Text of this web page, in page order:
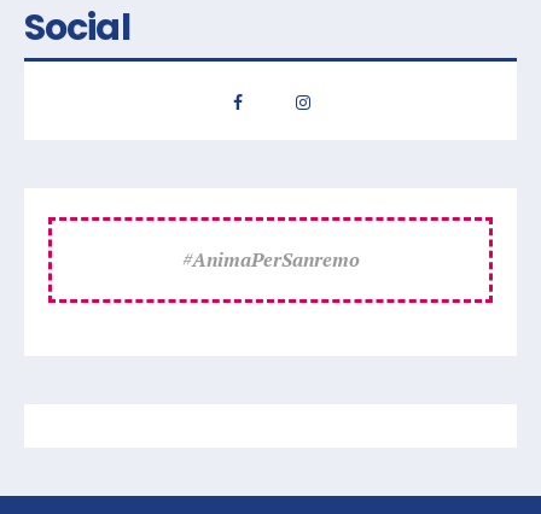
Social
#AnimaPerSanremo